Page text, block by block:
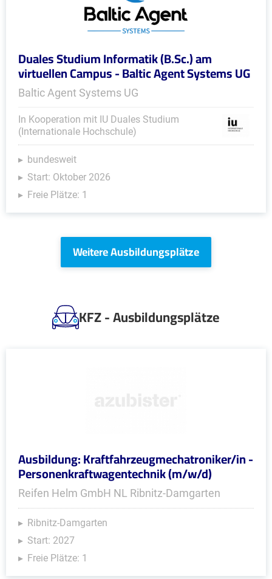
Duales Studium Informatik (B.Sc.) am
virtuellen Campus - Baltic Agent Systems UG
Baltic Agent Systems UG
In Kooperation mit IU Duales Studium
(Internationale Hochschule)
bundesweit
Start: Oktober 2026
Freie Plätze: 1
Weitere Ausbildungsplätze
KFZ - Ausbildungsplätze
Ausbildung: Kraftfahrzeugmechatroniker/in -
Personenkraftwagentechnik (m/w/d)
Reifen Helm GmbH NL Ribnitz-Damgarten
Ribnitz-Damgarten
Start: 2027
Freie Plätze: 1